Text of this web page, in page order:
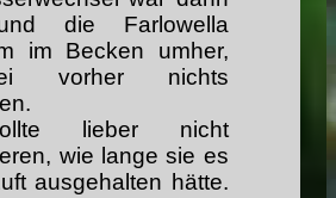
die Farlowella
im Becken umher,
vorher nichts
lieber nicht
wie lange sie es
ausgehalten hätte.